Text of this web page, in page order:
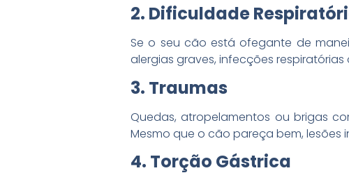
2. Dificuldade
Se o seu cão está ofegante de
alergias graves, infecções
3. Traumas
Quedas, atropelamentos ou brigas
Mesmo que o cão pareça bem, lesões
4. Torção Gástrica